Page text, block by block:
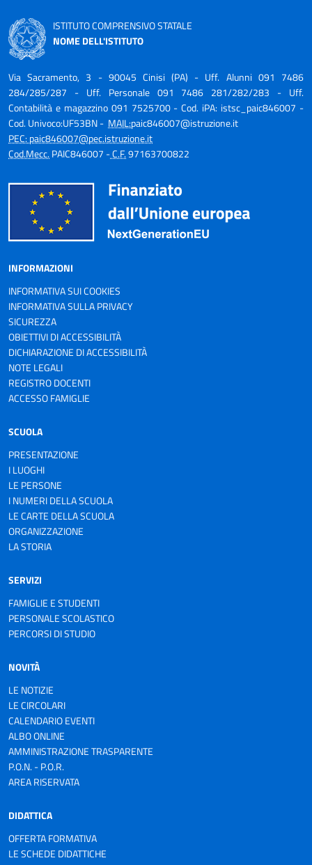
ISTITUTO COMPRENSIVO STATALE
NOME DELL'ISTITUTO
Via Sacramento, 3 - 90045 Cinisi (PA) - Uff. Alunni 091 7486
284/285/287 - Uff. Personale 091 7486 281/282/283 - Uff.
Contabilità e magazzino 091 7525700 - Cod. iPA: istsc_paic846007 -
Cod. Univoco:UF53BN - MAIL:paic846007@istruzione.it
PEC:paic846007@pec.istruzione.it
Cod.Mecc.PAIC846007 -C.F.97163700822
INFORMAZIONI
INFORMATIVA SUI COOKIES
INFORMATIVA SULLA PRIVACY
SICUREZZA
OBIETTIVI DI ACCESSIBILITÀ
DICHIARAZIONE DI ACCESSIBILITÀ
NOTE LEGALI
REGISTRO DOCENTI
ACCESSO FAMIGLIE
SCUOLA
PRESENTAZIONE
I LUOGHI
LE PERSONE
I NUMERI DELLA SCUOLA
LE CARTE DELLA SCUOLA
ORGANIZZAZIONE
LA STORIA
SERVIZI
FAMIGLIE E STUDENTI
PERSONALE SCOLASTICO
PERCORSI DI STUDIO
NOVITÀ
LE NOTIZIE
LE CIRCOLARI
CALENDARIO EVENTI
ALBO ONLINE
AMMINISTRAZIONE TRASPARENTE
P.O.N. - P.O.R.
AREA RISERVATA
DIDATTICA
OFFERTA FORMATIVA
LE SCHEDE DIDATTICHE